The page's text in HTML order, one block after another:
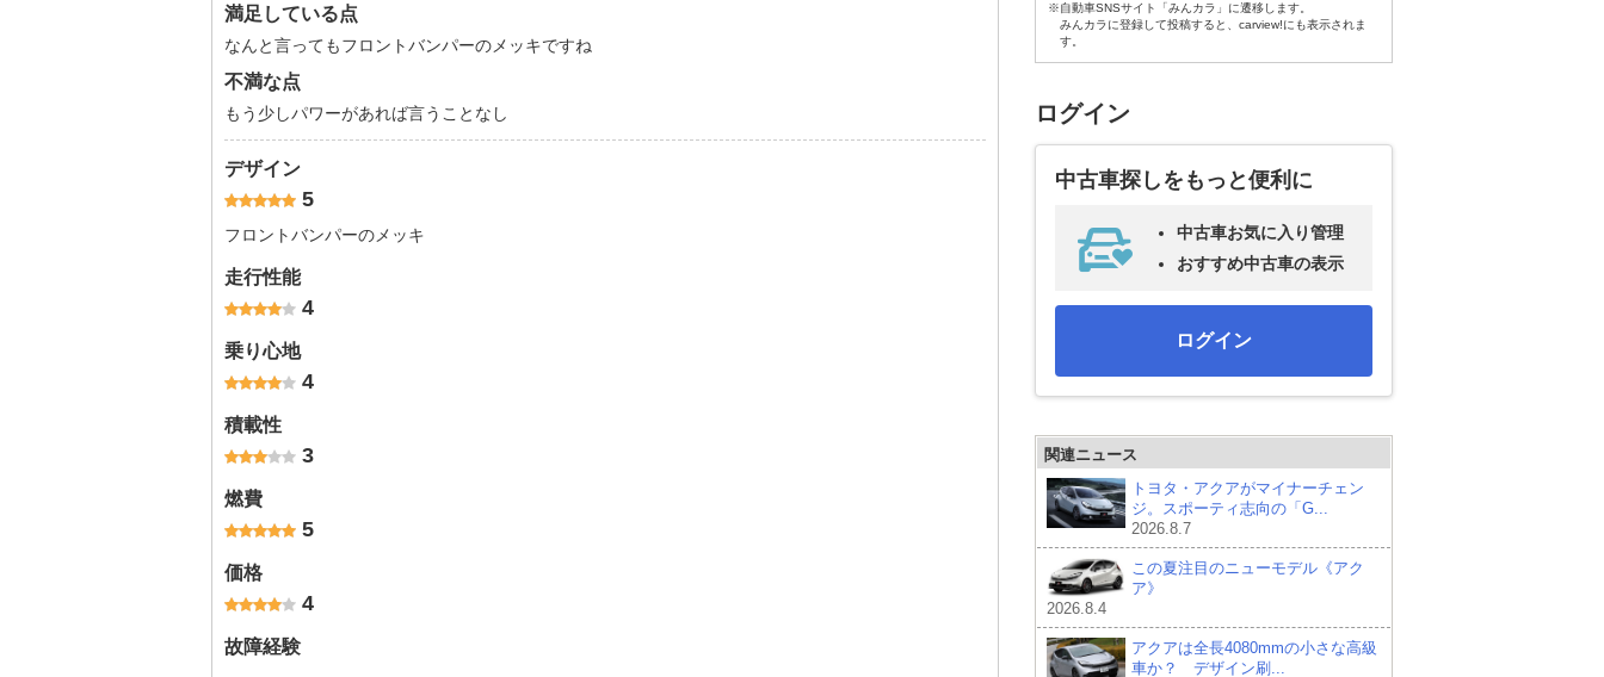
満足している点
なんと言ってもフロントバンパーのメッキですね
不満な点
もう少しパワーがあれば言うことなし
デザイン
5
フロントバンパーのメッキ
走行性能
4
乗り心地
4
積載性
3
燃費
5
価格
4
故障経験
※自動車SNSサイト「みんカラ」に遷移します。
みんカラに登録して投稿すると、carview!にも表示されま
す。
ログイン
中古車探しをもっと便利に
中古車お気に入り管理
おすすめ中古車の表示
ログイン
関連ニュース
トヨタ・アクアがマイナーチェン
ジ。スポーティ志向の「G...
2026.8.7
この夏注目のニューモデル《アク
ア》
2026.8.4
アクアは全長4080mmの小さな高級
車か？ デザイン刷...